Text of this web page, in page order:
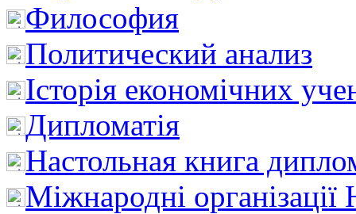
Философия
Политический анализ
Історія економічних
Дипломатія
Настольная книга
Міжнародні